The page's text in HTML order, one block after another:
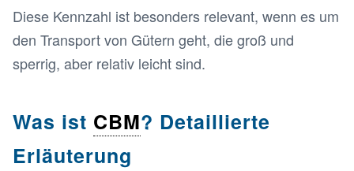
Diese Kennzahl ist besonders relevant, wenn es um
den Transport von Gütern geht, die groß und
sperrig, aber relativ leicht sind.
Was ist CBM? Detaillierte
Erläuterung